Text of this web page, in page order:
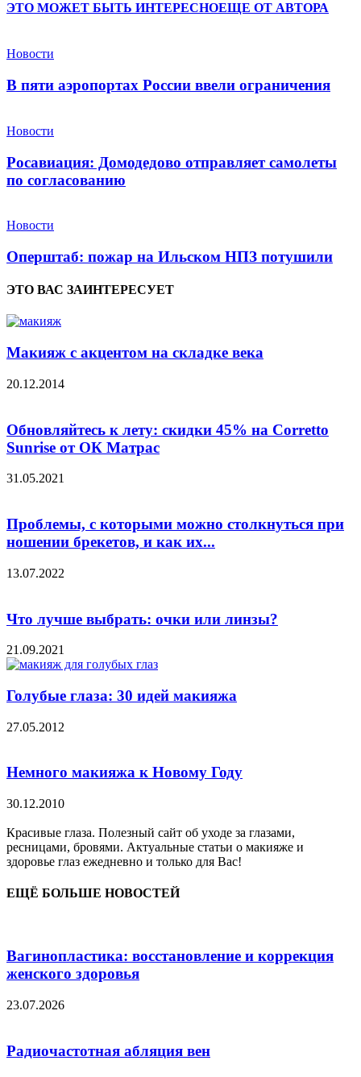
ЭТО МОЖЕТ БЫТЬ ИНТЕРЕСНОЕЩЕ ОТ АВТОРА
Новости
В пяти аэропортах России ввели ограничения
Новости
Росавиация: Домодедово отправляет самолеты
по согласованию
Новости
Оперштаб: пожар на Ильском НПЗ потушили
ЭТО ВАС ЗАИНТЕРЕСУЕТ
Макияж с акцентом на складке века
20.12.2014
Обновляйтесь к лету: скидки 45% на Corretto
Sunrise от ОК Матрас
31.05.2021
Проблемы, с которыми можно столкнуться при
ношении брекетов, и как их...
13.07.2022
Что лучше выбрать: очки или линзы?
21.09.2021
Голубые глаза: 30 идей макияжа
27.05.2012
Немного макияжа к Новому Году
30.12.2010
Красивые глаза. Полезный сайт об уходе за глазами,
ресницами, бровями. Актуальные статьи о макияже и
здоровье глаз ежедневно и только для Вас!
ЕЩЁ БОЛЬШЕ НОВОСТЕЙ
Вагинопластика: восстановление и коррекция
женского здоровья
23.07.2026
Радиочастотная абляция вен